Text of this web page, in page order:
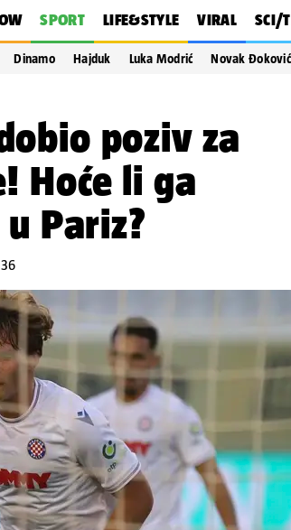
SPORT LIFE&STYLE VIRAL SCI/
Dinamo Hajduk Luka Modrić Novak Đoković
poziv za
Hoće li ga
Pariz?